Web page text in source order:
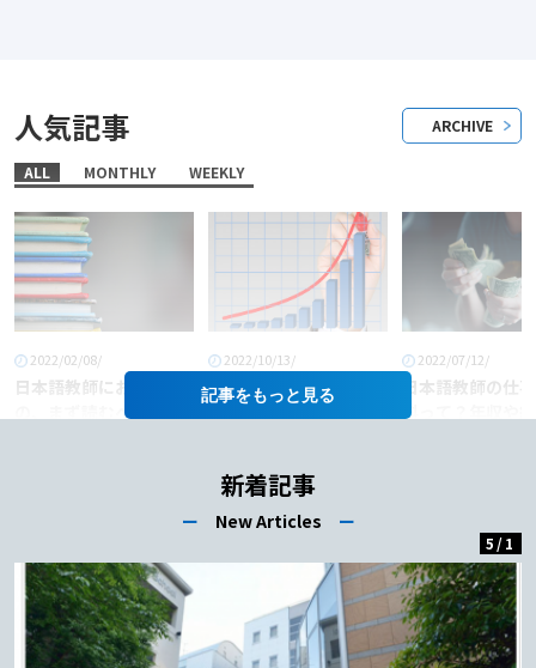
人気記事
ALL MONTHLY WEEKLY
ARCHIVE
2022/02/08/
日本語教師におすすめ
の、まず読むべき本6
2022/10/13/
「日本語教師」という
職業に将来性はある
2022/07/12/
日本語教師の仕
料って？年収や
記事を
新着記事
ー New Articles ー
5 /1